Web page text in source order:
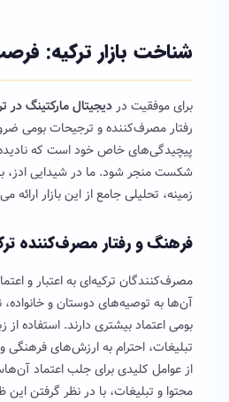
شناخت بازار ترکیه:
برای موفقیت در دیجیتال مارکتینگ در
رفتار مصرف‌کننده و ترجیحات بومی
پیچیدگی‌های خاص خود است که
شکست منجر شود. ما در شیدایی ادز،
زمینه، تحلیلی جامع از این بازار ارائه
فرهنگ و رفتار مصرف‌کننده
مصرف‌کنندگان ترکیه‌ای به اعتبار و
آن‌ها به توصیه‌های دوستان و خانواده،
بومی اعتماد بیشتری دارند. استفاده از
تبلیغات، احترام به ارزش‌های فرهنگی
از عوامل کلیدی برای جلب اعتماد
محتوا و تبلیغات، با در نظر گرفتن